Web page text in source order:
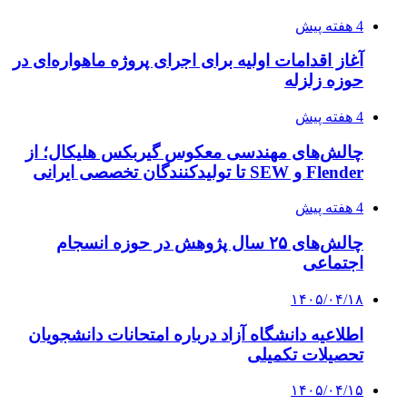
4 هفته پیش
آغاز اقدامات اولیه برای اجرای پروژه ماهواره‌ای در
حوزه زلزله
4 هفته پیش
چالش‌های مهندسی معکوس گیربکس هلیکال؛ از
Flender و SEW تا تولیدکنندگان تخصصی ایرانی
4 هفته پیش
چالش‌های ۲۵ سال پژوهش در حوزه انسجام
اجتماعی
۱۴۰۵/۰۴/۱۸
اطلاعیه دانشگاه آزاد درباره امتحانات دانشجویان
تحصیلات تکمیلی
۱۴۰۵/۰۴/۱۵